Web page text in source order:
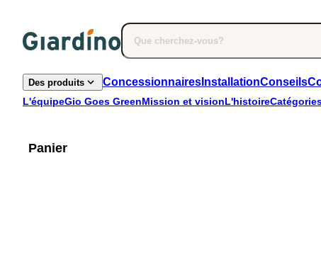
Des produits Concessionnaires InstallationConseils
L'équipeGio Goes GreenMission et visionL'histoire
Panier